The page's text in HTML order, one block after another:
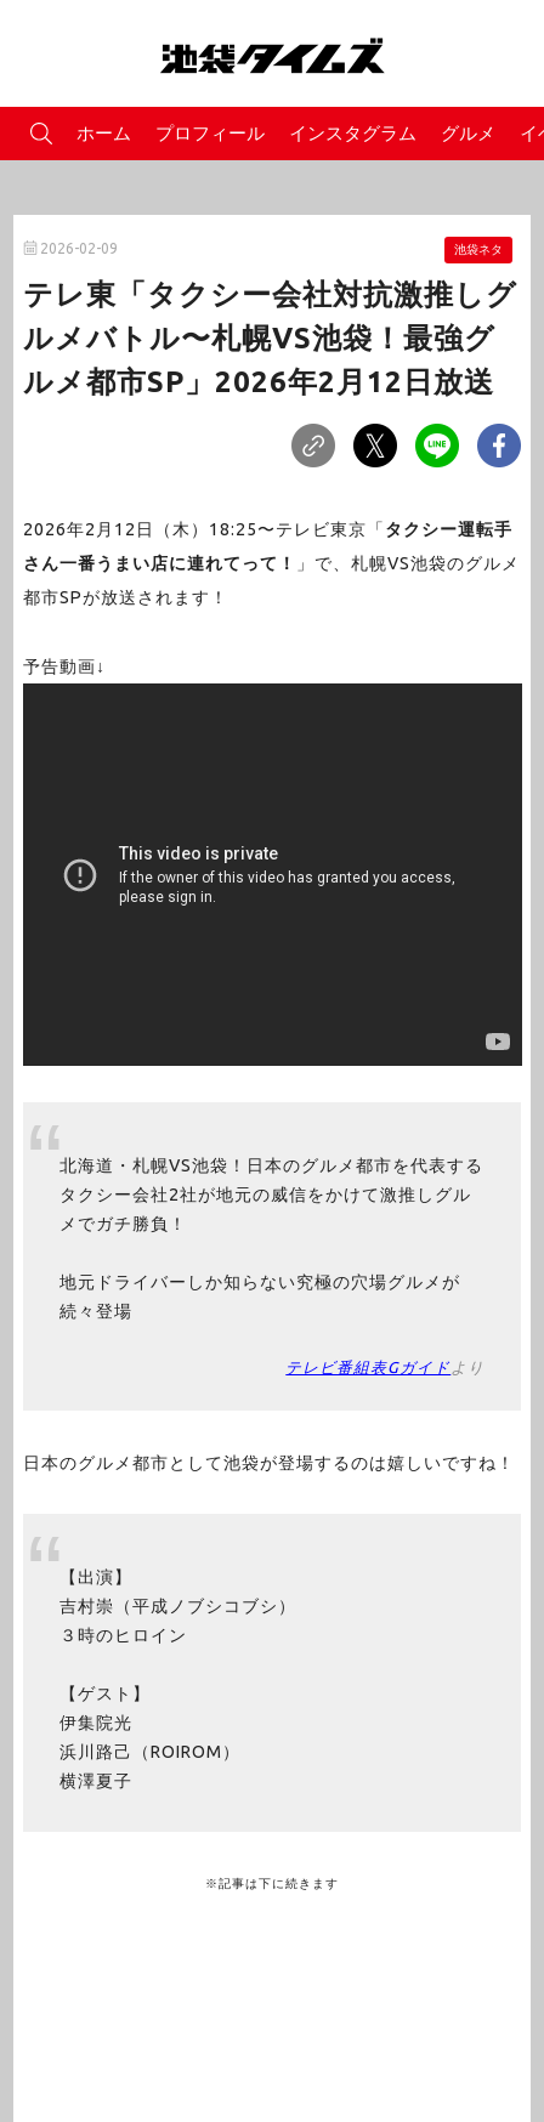
ホーム プロフィール インスタグラム グルメ イ
2026-02-09 池袋ネタ
テレ東「タクシー会社対抗激推しグ
ルメバトル〜札幌VS池袋！最強グ
ルメ都市SP」2026年2月12日放送
2026年2月12日（木）18:25〜テレビ東京「 タクシー運転手
さん一番うまい店に連れてって！
」で、札幌VS池袋のグルメ
都市SPが放送されます！
予告動画↓
北海道・札幌VS池袋！日本のグルメ都市を代表する
タクシー会社2社が地元の威信をかけて激推しグル
メでガチ勝負！
地元ドライバーしか知らない究極の穴場グルメが
続々登場
テレビ番組表Gガイド より
日本のグルメ都市として池袋が登場するのは嬉しいですね！
【出演】
吉村崇（平成ノブシコブシ）
３時のヒロイン
【ゲスト】
伊集院光
浜川路己（ROIROM）
横澤夏子
※記事は下に続きます